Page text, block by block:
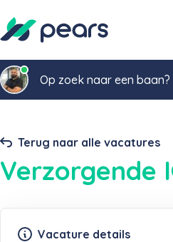
Op zoek naar een
Terug naar alle vacatures
Verzorgende
Vacature details